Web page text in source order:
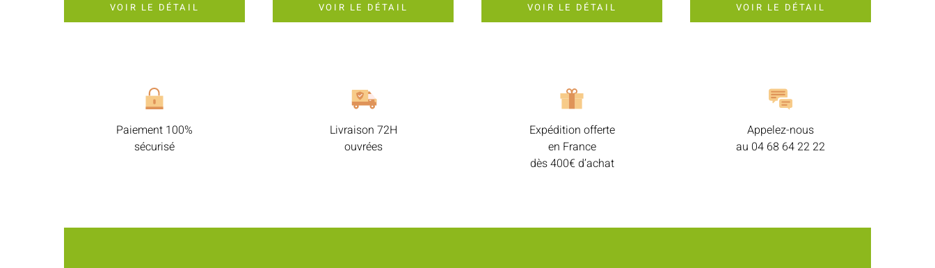
VOIR LE DÉTAIL VOIR LE DÉTAIL VOIR LE DÉTAIL VOIR LE DÉTAIL
Paiement 100%
sécurisé
Livraison 72H
ouvrées
Expédition offerte
en France
dès 400€ d’achat
Appelez-nous
au 04 68 64 22 22